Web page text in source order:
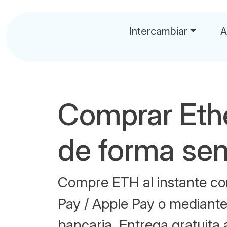
Intercambiar
Comprar
de forma
Compre ETH al instante
Pay / Apple Pay o